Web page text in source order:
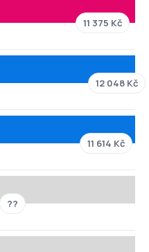
11 375 Kč
12 048 Kč
11 614 Kč
??